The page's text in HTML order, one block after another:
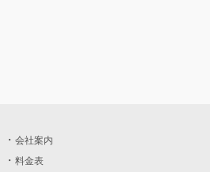
会社案内
料金表